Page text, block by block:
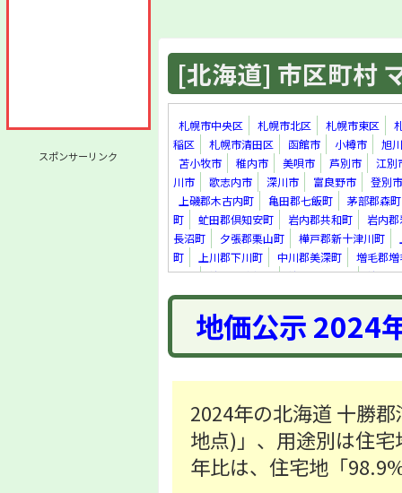
スポンサーリンク
[北海道] 市区町村
札幌市中央区 札幌市北区 札幌市東区
稲区
札幌市清田区 函館市 小樽市
旭
苫小牧市
稚内市 美唄市 芦別市
江別
川市
歌志内市 深川市 富良野市
登別市
上磯郡木古内町
亀田郡七飯町
茅部郡森町
町
虻田郡倶知安町 岩内郡共和町
岩内
長沼町
夕張郡栗山町 樺戸郡新十津川町
町
上川郡下川町 中川郡美深町
増毛郡増
里町
紋別郡遠軽町 紋別郡滝上町
紋別
真町
虻田郡洞爺湖町 勇払郡安平町
勇払
上川郡新得町
上川郡清水町
河西郡芽室町
足寄郡足寄町
十勝郡浦幌町
釧路郡釧路町
町
地価公示 2024
2024年の北海道 十勝
地点)」、用途別は住
年比は、住宅地「